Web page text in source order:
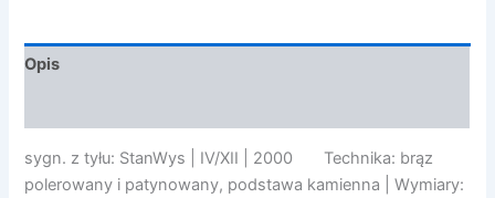
Opis
sygn. z tyłu: StanWys | IV/XII | 2000 Technika: brąz
polerowany i patynowany, podstawa kamienna | Wymiary: